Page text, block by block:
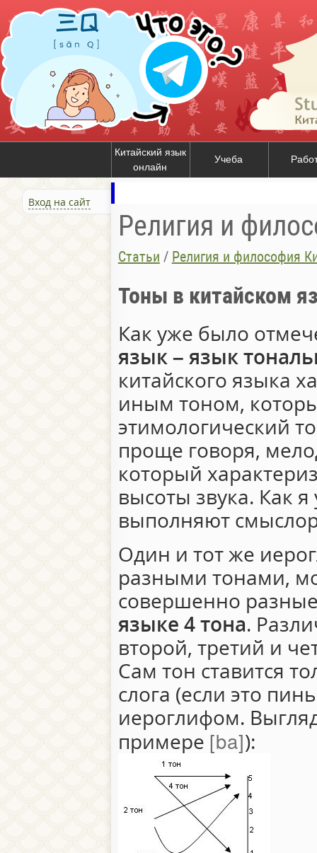
Китайский язык
онлайн
Учеба
Вход на сайт
Религия и
Статьи / Религия и философия
Тоны в китайском
Как уже было
язык – язык
китайского языка
иным тоном,
этимологический
проще говоря,
который
высоты звука. Как
выполняют
Один и тот же
разными тонами,
совершенно
языке 4 тона.
второй, третий и
Сам тон ставится
слога (если это
иероглифом.
примере ba ):